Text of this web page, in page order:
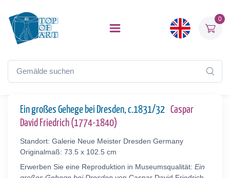
0
Ein großes Gehege bei Dresden, c.1831/32 Caspar
David Friedrich (1774-1840)
Standort: Galerie Neue Meister Dresden Germany
Originalmaß: 73.5 x 102.5 cm
Erwerben Sie eine Reproduktion in Museumsqualität: Ein